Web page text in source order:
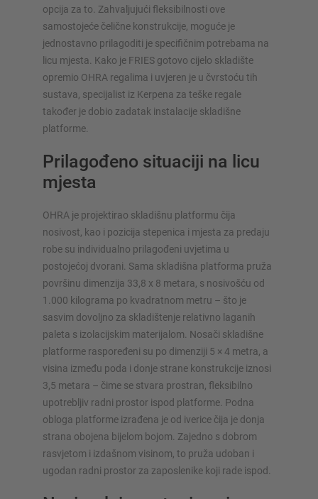
opcija za to. Zahvaljujući fleksibilnosti ove
samostojeće čelične konstrukcije, moguće je
jednostavno prilagoditi je specifičnim potrebama na
licu mjesta. Kako je FRIES gotovo cijelo skladište
opremio OHRA regalima i uvjeren je u čvrstoću tih
sustava, specijalist iz Kerpena za teške regale
također je dobio zadatak instalacije skladišne
platforme.
Prilagođeno situaciji na licu
mjesta
OHRA je projektirao skladišnu platformu čija
nosivost, kao i pozicija stepenica i mjesta za predaju
robe su individualno prilagođeni uvjetima u
postojećoj dvorani. Sama skladišna platforma pruža
površinu dimenzija 33,8 x 8 metara, s nosivošću od
1.000 kilograma po kvadratnom metru – što je
sasvim dovoljno za skladištenje relativno laganih
paleta s izolacijskim materijalom. Nosači skladišne
platforme raspoređeni su po dimenziji 5 × 4 metra, a
visina između poda i donje strane konstrukcije iznosi
3,5 metara – čime se stvara prostran, fleksibilno
upotrebljiv radni prostor ispod platforme. Podna
obloga platforme izrađena je od iverice čija je donja
strana obojena bijelom bojom. Zajedno s dobrom
rasvjetom i izdašnom visinom, to pruža udoban i
ugodan radni prostor za zaposlenike koji rade ispod.